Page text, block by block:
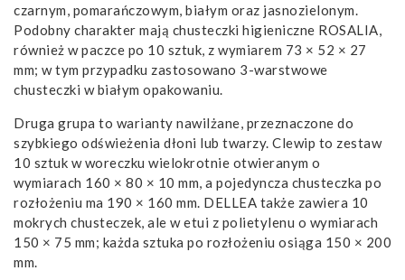
czarnym, pomarańczowym, białym oraz jasnozielonym.
Podobny charakter mają chusteczki higieniczne ROSALIA,
również w paczce po 10 sztuk, z wymiarem 73 × 52 × 27
mm; w tym przypadku zastosowano 3-warstwowe
chusteczki w białym opakowaniu.
Druga grupa to warianty nawilżane, przeznaczone do
szybkiego odświeżenia dłoni lub twarzy. Clewip to zestaw
10 sztuk w woreczku wielokrotnie otwieranym o
wymiarach 160 × 80 × 10 mm, a pojedyncza chusteczka po
rozłożeniu ma 190 × 160 mm. DELLEA także zawiera 10
mokrych chusteczek, ale w etui z polietylenu o wymiarach
150 × 75 mm; każda sztuka po rozłożeniu osiąga 150 × 200
mm.